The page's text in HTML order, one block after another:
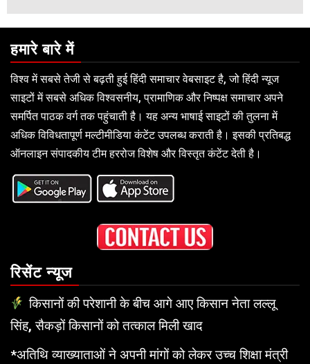
हमारे बारे में
विश्व में सबसे तेजी से बढ़ती हुई हिंदी समाचार वेबसाइट है, जो हिंदी न्यूज
साइटों में सबसे अधिक विश्वसनीय, प्रामाणिक और निष्पक्ष समाचार अपने
समर्पित पाठक वर्ग तक पहुंचाती है। यह अन्य भाषाई साइटों की तुलना में
अधिक विविधतापूर्ण मल्टीमीडिया कंटेंट उपलब्ध कराती है। इसकी प्रतिबद्ध
ऑनलाइन संपादकीय टीम हररोज विशेष और विस्तृत कंटेंट देती है।
रिसेंट न्यूज
किसानों की परेशानी के बीच आगे आए किसान नेता लल्लू
सिंह, सैकड़ों किसानों को तत्काल मिली खाद
*अतिथि व्याख्याताओं ने अपनी मांगों को लेकर उच्च शिक्षा मंत्री